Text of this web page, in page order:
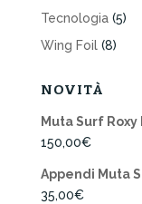
Tecnologia (5)
Wing Foil (8)
NOVITÀ
Muta Surf
150,00€
Appendi Muta
35,00€